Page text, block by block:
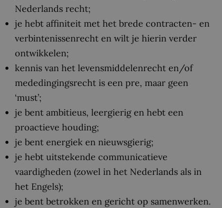
Nederlands recht;
je hebt affiniteit met het brede contracten- en
verbintenissenrecht en wilt je hierin verder
ontwikkelen;
kennis van het levensmiddelenrecht en/of
mededingingsrecht is een pre, maar geen
‘must’;
je bent ambitieus, leergierig en hebt een
proactieve houding;
je bent energiek en nieuwsgierig;
je hebt uitstekende communicatieve
vaardigheden (zowel in het Nederlands als in
het Engels);
je bent betrokken en gericht op samenwerken.